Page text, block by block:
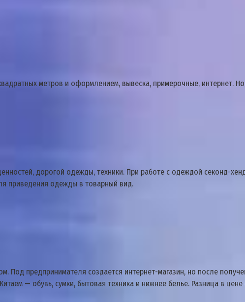
метров и оформлением, вывеска, примерочные, интернет.
дорогой одежды, техники. При работе с одеждой секонд-
приведения одежды в товарный вид.
Под предпринимателя создается интернет-магазин, но после
— обувь, сумки, бытовая техника и нижнее белье. Разница в